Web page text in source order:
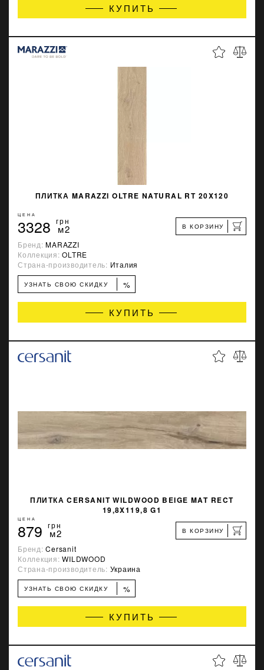
КУПИТЬ
ПЛИТКА MARAZZI OLTRE NATURAL RT 20X120
ЦЕНА
3328 грн
м2 В КОРЗИНУ
Бренд:MARAZZI
Коллекция:OLTRE
Страна-производитель: Италия
УЗНАТЬ СВОЮ СКИДКУ %
КУПИТЬ
ПЛИТКА CERSANIT WILDWOOD BEIGE MAT RECT
19,8X119,8 G1
ЦЕНА
879 грн
м2 В КОРЗИНУ
Бренд:Cersanit
Коллекция:WILDWOOD
Страна-производитель: Украина
УЗНАТЬ СВОЮ СКИДКУ %
КУПИТЬ